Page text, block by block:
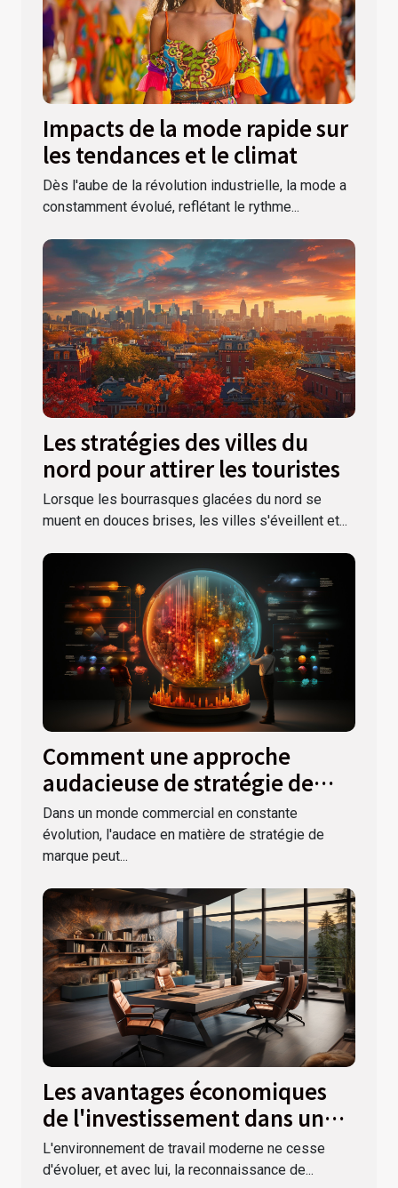
Impacts de la mode rapide sur
les tendances et le climat
Dès l'aube de la révolution industrielle, la mode a
constamment évolué, reflétant le rythme...
Les stratégies des villes du
nord pour attirer les touristes
Lorsque les bourrasques glacées du nord se
muent en douces brises, les villes s'éveillent et...
Comment une approche
audacieuse de stratégie de
marque peut transformer
votre entreprise
Dans un monde commercial en constante
évolution, l'audace en matière de stratégie de
marque peut...
Les avantages économiques
de l'investissement dans un
mobilier de bureau de haute
qualité
L'environnement de travail moderne ne cesse
d'évoluer, et avec lui, la reconnaissance de...